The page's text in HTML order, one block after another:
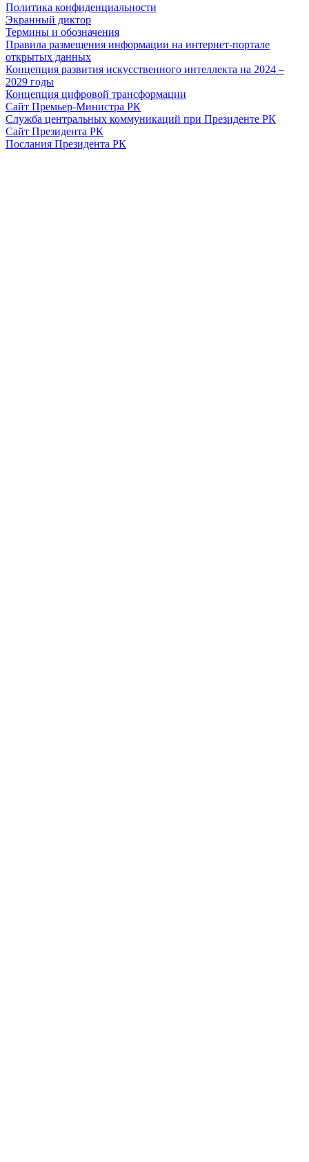
Политика конфиденциальности
Экранный диктор
Термины и обозначения
Правила размещения информации на интернет-портале
открытых данных
Концепция развития искусственного интеллекта на 2024 –
2029 годы
Концепция цифровой трансформации
Сайт Премьер-Министра РК
Служба центральных коммуникаций при Президенте РК
Сайт Президента РК
Послания Президента РК